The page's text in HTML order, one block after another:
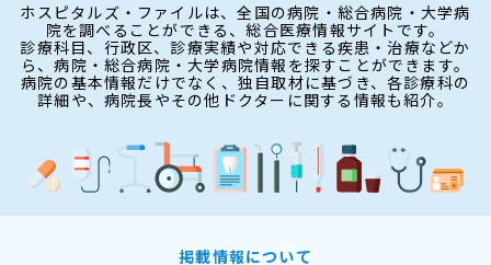
ホスピタルズ・ファイルは、全国の病院・総合病院・大学病
院を調べることができる、総合医療情報サイトです。
診療科目、行政区、診療実績や対応できる疾患・治療などか
ら、病院・総合病院・大学病院情報を探すことができます。
病院の基本情報だけでなく、独自取材に基づき、各診療科の
詳細や、病院長やその他ドクターに関する情報も紹介。
掲載情報について